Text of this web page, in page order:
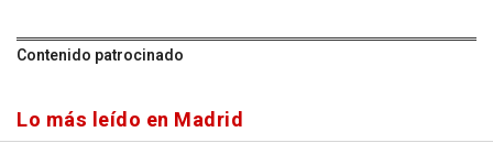
Contenido patrocinado
Lo más leído en Madrid